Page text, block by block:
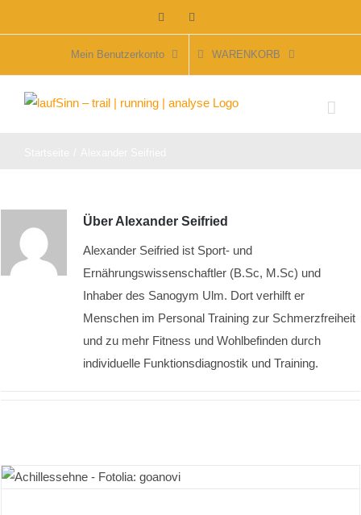
Inhalt
Facebook
Mein Benutzerkonto WARENKORB
Über Alexander Seifried
Alexander Seifried ist Sport- und
Ernährungswissenschaftler (B.Sc, M.Sc) und
Inhaber des Sanogym Ulm. Dort verhilft er
Menschen im Personal Training zur Schmerzfreiheit
und zu mehr Fitness und Wohlbefinden durch
individuelle Funktionsdiagnostik und Training.